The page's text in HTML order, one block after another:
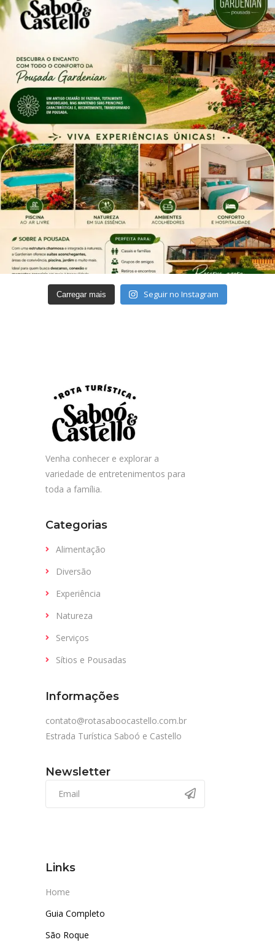
Carregar mais Seguir no Instagram
Venha conhecer e explorar a
variedade de entretenimentos para
toda a família.
Categorias
Alimentação
Diversão
Experiência
Natureza
Serviços
Sítios e Pousadas
Informações
contato@rotasaboocastello.com.br
Estrada Turística Saboó e Castello
Newsletter
Links
Home
Guia Completo
São Roque